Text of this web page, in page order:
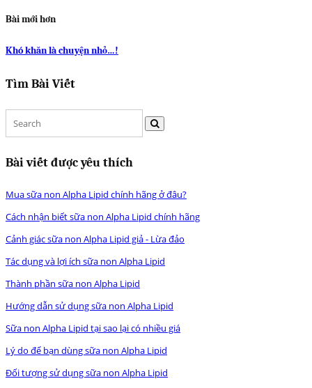
Bài mới hơn
Khó khăn là chuyện nhỏ…!
Tìm Bài Viết
Bài viết được yêu thích
Mua sữa non Alpha Lipid chính hãng ở đâu?
Cách nhận biết sữa non Alpha Lipid chính hãng
Cảnh giác sữa non Alpha Lipid giả - Lừa đảo
Tác dụng và lợi ích sữa non Alpha Lipid
Thành phần sữa non Alpha Lipid
Hướng dẫn sử dụng sữa non Alpha Lipid
Sữa non Alpha Lipid tại sao lại có nhiều giá
Lý do để bạn dùng sữa non Alpha Lipid
Đối tượng sử dụng sữa non Alpha Lipid